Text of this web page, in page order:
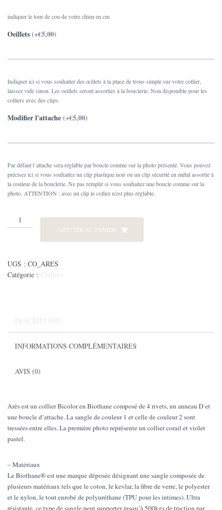
indiquer le tour de cou de votre chien en cm
Oeillets(+€5,00)
Indiquer ici si vous souhaiter des œillets à la place de trous simple sur votre collier,
laissez vide sinon. Les oeillets seront assorties à la bouclerie. Non disponible pour les
colliers avec des clips.
Modifier l'attache(+€5,00)
Par défaut l’attache sera réglable par boucle comme sur la photo présenté. Vous pouvez
précisez ici si vous souhaitez un clip plastique noir ou un clip sécurité en métal assortie à
la couleur de la bouclerie. Ne pas remplir si vous souhaitez une boucle comme sur la
photo. ATTENTION : avec un clip le collier n'est plus réglable.
quantité
de
Arès
AJOUTER AU PANIER
UGS : CO_ARES
Catégorie : Colliers
DESCRIPTION
INFORMATIONS COMPLÉMENTAIRES
AVIS (0)
Arès est un collier Bicolor en Biothane composé de 4 rivets, un anneau D et
une boucle d’attache. La sangle de couleur 1 et celle de couleur 2 sont
tressées entre elles. La première photo représente un collier corail et violet
pastel.
– Matériaux
Le Biothane® est une marque déposée désignant une sangle composée de
plusieurs matériaux tels que le coton, le kevlar, la fibre de verre, le polyester
et le nylon, le tout enrobé de polyuréthane (TPU pour les intimes). Ultra